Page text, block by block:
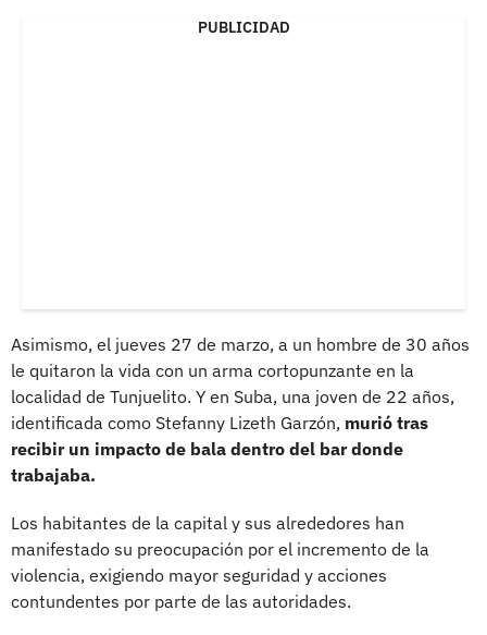
PUBLICIDAD
Asimismo, el jueves 27 de marzo, a un hombre de 30 años
le quitaron la vida con un arma cortopunzante en la
localidad de Tunjuelito. Y en Suba, una joven de 22 años,
identificada como Stefanny Lizeth Garzón, murió tras
recibir un impacto de bala dentro del bar donde
trabajaba.
Los habitantes de la capital y sus alrededores han
manifestado su preocupación por el incremento de la
violencia, exigiendo mayor seguridad y acciones
contundentes por parte de las autoridades.